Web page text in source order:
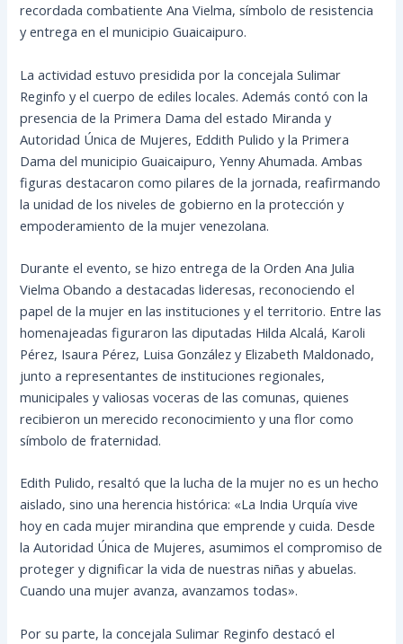
recordada combatiente Ana Vielma, símbolo de resistencia
y entrega en el municipio Guaicaipuro.
La actividad estuvo presidida por la concejala Sulimar
Reginfo y el cuerpo de ediles locales. Además contó con la
presencia de la Primera Dama del estado Miranda y
Autoridad Única de Mujeres, Eddith Pulido y la Primera
Dama del municipio Guaicaipuro, Yenny Ahumada. Ambas
figuras destacaron como pilares de la jornada, reafirmando
la unidad de los niveles de gobierno en la protección y
empoderamiento de la mujer venezolana.
Durante el evento, se hizo entrega de la Orden Ana Julia
Vielma Obando a destacadas lideresas, reconociendo el
papel de la mujer en las instituciones y el territorio. Entre las
homenajeadas figuraron las diputadas Hilda Alcalá, Karoli
Pérez, Isaura Pérez, Luisa González y Elizabeth Maldonado,
junto a representantes de instituciones regionales,
municipales y valiosas voceras de las comunas, quienes
recibieron un merecido reconocimiento y una flor como
símbolo de fraternidad.
Edith Pulido, resaltó que la lucha de la mujer no es un hecho
aislado, sino una herencia histórica: «La India Urquía vive
hoy en cada mujer mirandina que emprende y cuida. Desde
la Autoridad Única de Mujeres, asumimos el compromiso de
proteger y dignificar la vida de nuestras niñas y abuelas.
Cuando una mujer avanza, avanzamos todas».
Por su parte, la concejala Sulimar Reginfo destacó el